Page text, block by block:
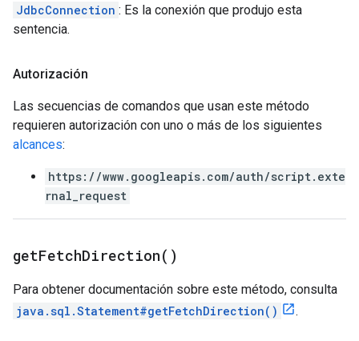
JdbcConnection : Es la conexión que produjo esta
sentencia.
Autorización
Las secuencias de comandos que usan este método
requieren autorización con uno o más de los siguientes
alcances:
https://www.googleapis.com/auth/script.exte
rnal_request
getFetchDirection( )
Para obtener documentación sobre este método, consulta
java.sql.Statement#getFetchDirection()
.